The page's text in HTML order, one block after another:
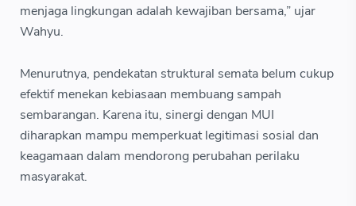
menjaga lingkungan adalah kewajiban bersama,” ujar
Wahyu.
Menurutnya, pendekatan struktural semata belum cukup
efektif menekan kebiasaan membuang sampah
sembarangan. Karena itu, sinergi dengan MUI
diharapkan mampu memperkuat legitimasi sosial dan
keagamaan dalam mendorong perubahan perilaku
masyarakat.